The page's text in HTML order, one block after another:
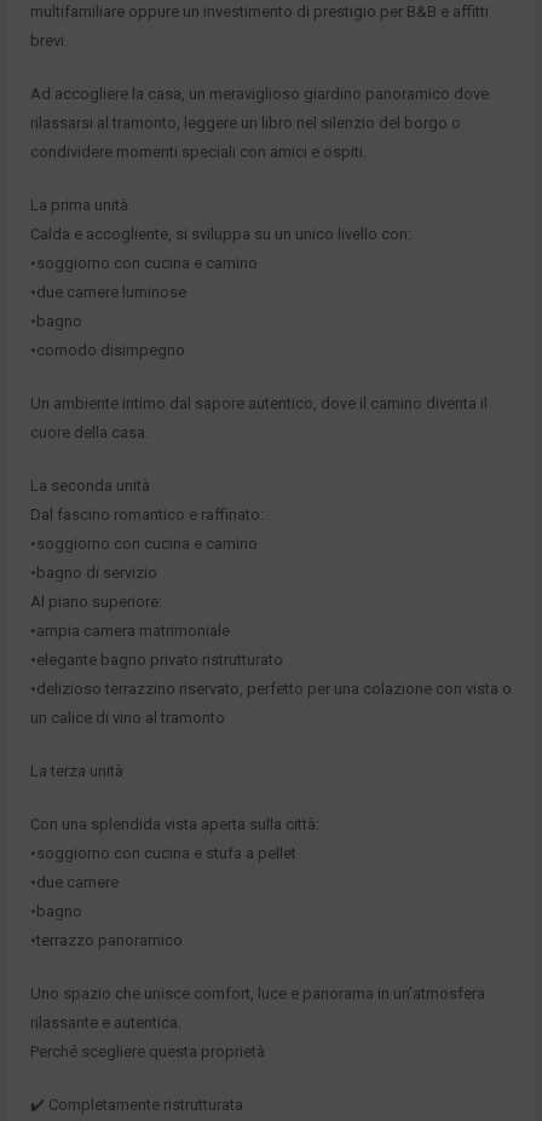
multifamiliare oppure un investimento di prestigio per B&B e affitti
brevi.
Ad accogliere la casa, un meraviglioso giardino panoramico dove
rilassarsi al tramonto, leggere un libro nel silenzio del borgo o
condividere momenti speciali con amici e ospiti.
La prima unità
Calda e accogliente, si sviluppa su un unico livello con:
•soggiorno con cucina e camino
•due camere luminose
•bagno
•comodo disimpegno
Un ambiente intimo dal sapore autentico, dove il camino diventa il
cuore della casa.
La seconda unità
Dal fascino romantico e raffinato:
•soggiorno con cucina e camino
•bagno di servizio
Al piano superiore:
•ampia camera matrimoniale
•elegante bagno privato ristrutturato
•delizioso terrazzino riservato, perfetto per una colazione con vista o
un calice di vino al tramonto
La terza unità
Con una splendida vista aperta sulla città:
•soggiorno con cucina e stufa a pellet
•due camere
•bagno
•terrazzo panoramico
Uno spazio che unisce comfort, luce e panorama in un’atmosfera
rilassante e autentica.
Perché scegliere questa proprietà
✔️ Completamente ristrutturata